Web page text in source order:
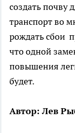
создать почву
транспорт во
рождать сбои
что одной
повышения
будет.
Автор: Лев